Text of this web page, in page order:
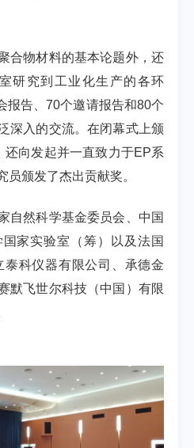
合物材料的基本论题外，还
研究到工业化生产的各环
报告、70个邀请报告和80个
深入的交流。在闭幕式上颁
还向发起并一直致力于EP系
员颁发了杰出贡献奖。
自然科学基金委员会、中国
家实验室（筹）以及法国
泰科仪器有限公司、承德金
默飞世尔科技（中国）有限